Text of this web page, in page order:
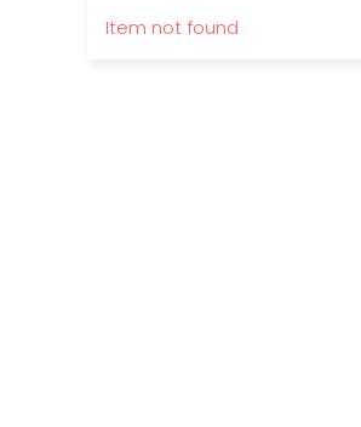
Item not found